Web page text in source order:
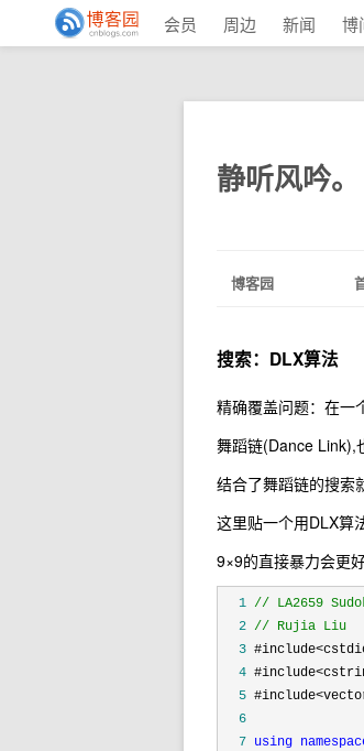
会员 周边 新闻 博
静听风吟。
博客园
搜索：DLX算法
精确覆盖问题：在一
舞蹈链(Dance Link),
结合了舞蹈链的搜索
这里贴一个用DLX算
9×9的直接暴力会更
  1
//
  2
// Rujia Liu
  3
  4
  5
  6
  7
using